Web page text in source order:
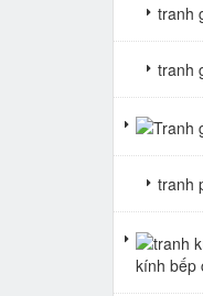
tranh
tranh
tranh
kính bếp